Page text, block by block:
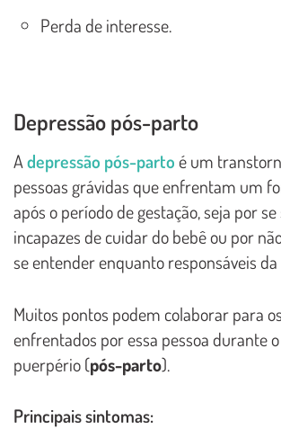
Perda de interesse.
Depressão pós-parto
Adepressão pós-parto é um
pessoas grávidas que enfrentam um
após o período de gestação, seja por
incapazes de cuidar do bebê ou por
se entender enquanto responsáveis da
Muitos pontos podem colaborar para
enfrentados por essa pessoa durante
puerpério (pós-parto).
Principais sintomas: